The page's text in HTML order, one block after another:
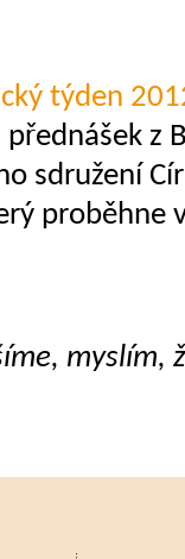
týden
přednášek z
sdružení
proběhne
myslím,